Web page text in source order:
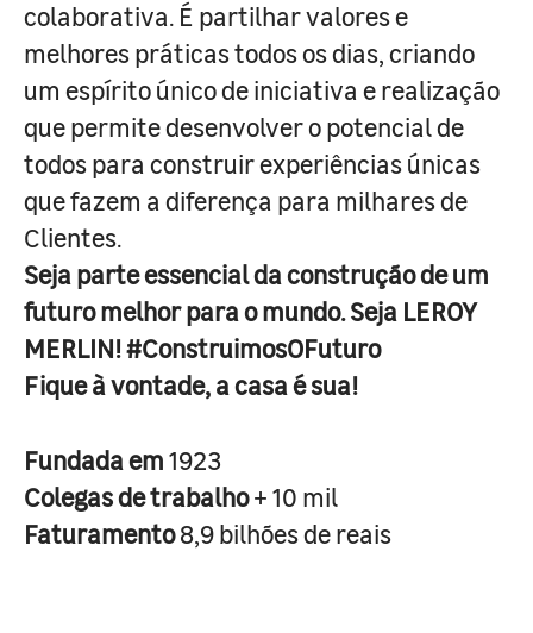
colaborativa. É partilhar valores e
melhores práticas todos os dias, criando
um espírito único de iniciativa e realização
que permite desenvolver o potencial de
todos para construir experiências únicas
que fazem a diferença para milhares de
Clientes.
Seja parte essencial da construção de um
futuro melhor para o mundo. Seja LEROY
MERLIN! #ConstruimosOFuturo
Fique à vontade, a casa é sua!
Fundada em1923
Colegas de trabalho+ 10 mil
Faturamento8,9 bilhões de reais